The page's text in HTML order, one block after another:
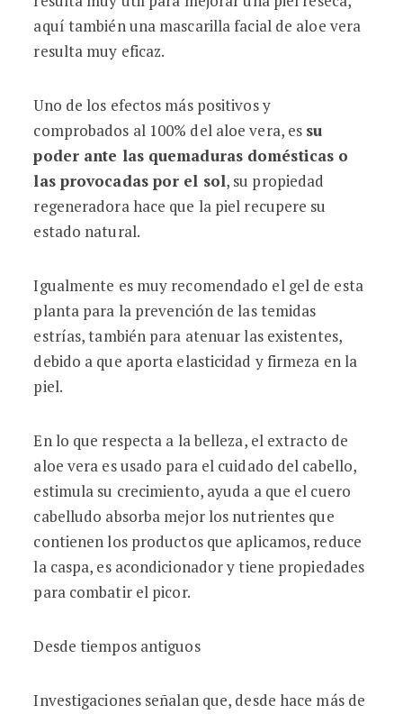
aquí también una mascarilla facial de aloe vera
resulta muy eficaz.
Uno de los efectos más positivos y
comprobados al 100% del aloe vera, es su
poder ante las quemaduras domésticas o
las provocadas por el sol, su propiedad
regeneradora hace que la piel recupere su
estado natural.
Igualmente es muy recomendado el gel de esta
planta para la prevención de las temidas
estrías, también para atenuar las existentes,
debido a que aporta elasticidad y firmeza en la
piel.
En lo que respecta a la belleza, el extracto de
aloe vera es usado para el cuidado del cabello,
estimula su crecimiento, ayuda a que el cuero
cabelludo absorba mejor los nutrientes que
contienen los productos que aplicamos, reduce
la caspa, es acondicionador y tiene propiedades
para combatir el picor.
Desde tiempos antiguos
Investigaciones señalan que, desde hace más de